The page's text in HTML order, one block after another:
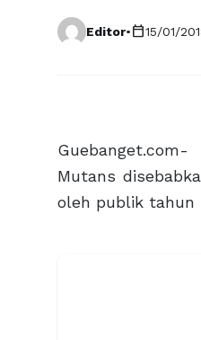
Editor•calendar_today15/01/
Mutans
oleh publik tahun